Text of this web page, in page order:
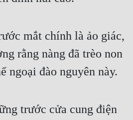
mắt chính là ảo giác,
rằng nàng đã trèo non
ngoại đào nguyên này.
trước cửa cung điện